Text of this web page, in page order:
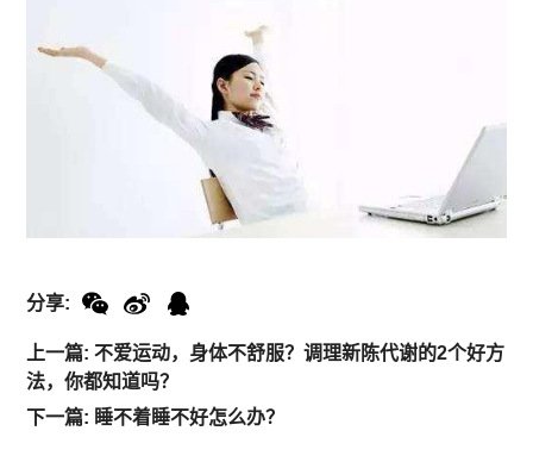
上一篇: 不爱运动，身体不舒服？调理新陈代谢的2个好方
法，你都知道吗？
下一篇: 睡不着睡不好怎么办？
分享: